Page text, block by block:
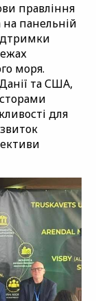
правління
панельній
моря.
та США,
для